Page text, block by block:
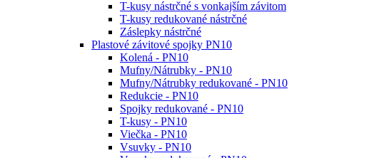
T-kusy nástrčné s vonkajším závitom
T-kusy redukované nástrčné
Záslepky nástrčné
Plastové závitové spojky PN10
Kolená - PN10
Mufny/Nátrubky - PN10
Mufny/Nátrubky redukované - PN10
Redukcie - PN10
Spojky redukované - PN10
T-kusy - PN10
Viečka - PN10
Vsuvky - PN10